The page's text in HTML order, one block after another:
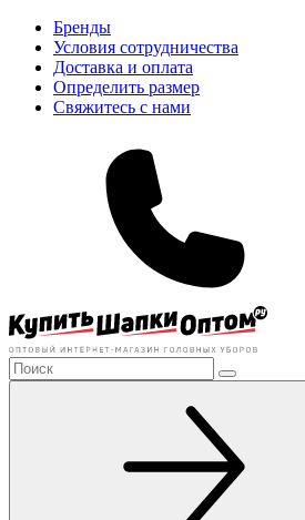
Бренды
Условия сотрудничества
Доставка и оплата
Определить размер
Свяжитесь с нами